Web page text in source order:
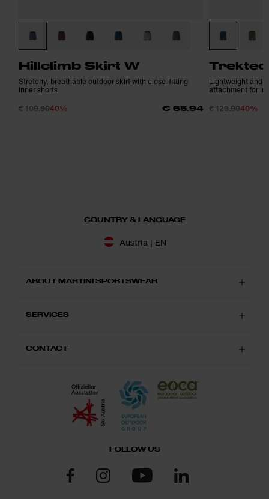
Hillclimb Skirt W
Stretchy, breathable outdoor skirt with close-fitting
inner shorts
€ 109.9040% € 65.94
Lightweight and
attachment for
€ 129.9040%
COUNTRY & LANGUAGE
Austria | EN
ABOUT MARTINI SPORTSWEAR
SERVICES
CONTACT
FOLLOW US